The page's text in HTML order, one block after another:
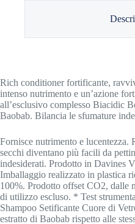
Rich conditioner fortificante,
intenso nutrimento e un’azione
all’esclusivo complesso Biacidic
Baobab. Bilancia le sfumature
Fornisce nutrimento e
secchi diventano più facili da
indesiderati. Prodotto in Davines
Imballaggio realizzato in plastica
100%. Prodotto offset CO2, dalle
di utilizzo escluso. * Test
Shampoo Setificante Cuore di
estratto di Baobab rispetto alle